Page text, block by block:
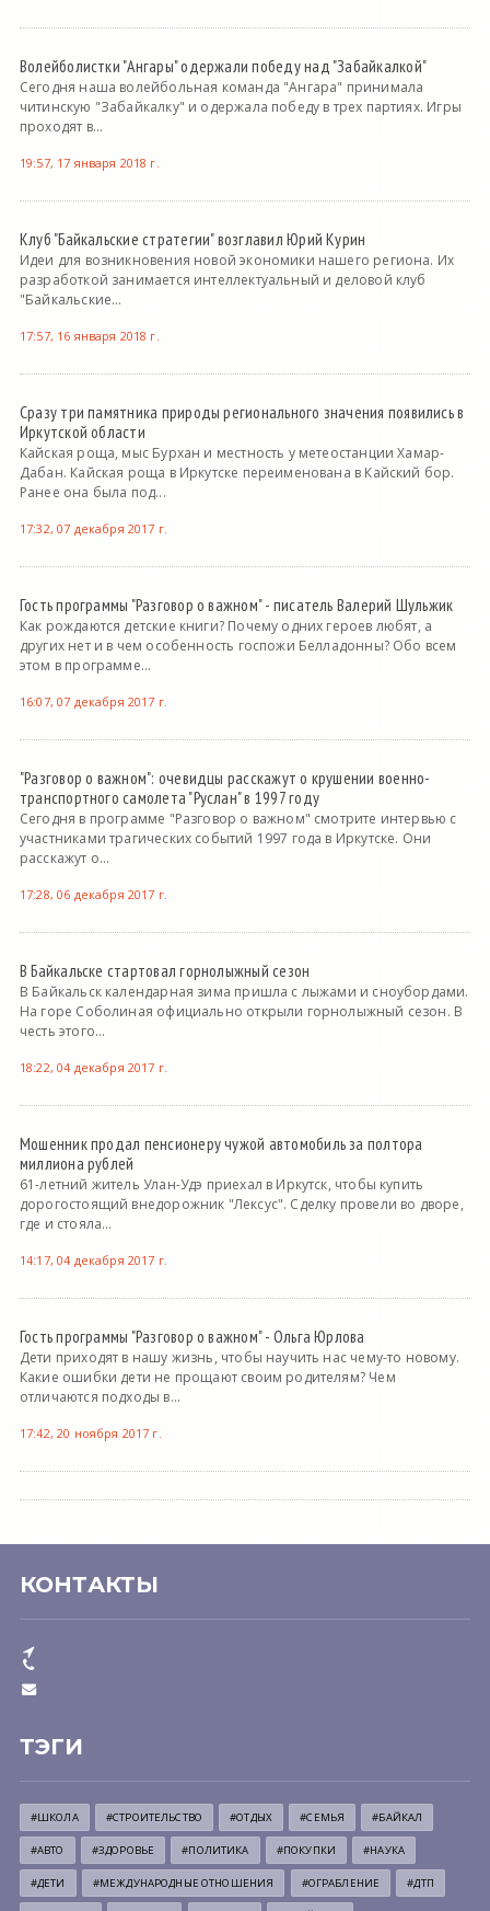
Волейболистки "Ангары" одержали победу над "Забайкалкой"
Сегодня наша волейбольная команда "Ангара" принимала
читинскую "Забайкалку" и одержала победу в трех партиях. Игры
проходят в...
19:57, 17 января 2018 г.
Клуб "Байкальские стратегии" возглавил Юрий Курин
Идеи для возникновения новой экономики нашего региона. Их
разработкой занимается интеллектуальный и деловой клуб
"Байкальские...
17:57, 16 января 2018 г.
Сразу три памятника природы регионального значения появились в
Иркутской области
Кайская роща, мыс Бурхан и местность у метеостанции Хамар-
Дабан. Кайская роща в Иркутске переименована в Кайский бор.
Ранее она была под...
17:32, 07 декабря 2017 г.
Гость программы "Разговор о важном" - писатель Валерий Шульжик
Как рождаются детские книги? Почему одних героев любят, а
других нет и в чем особенность госпожи Белладонны? Обо всем
этом в программе...
16:07, 07 декабря 2017 г.
"Разговор о важном": очевидцы расскажут о крушении военно-
транспортного самолета "Руслан" в 1997 году
Сегодня в программе "Разговор о важном" смотрите интервью с
участниками трагических событий 1997 года в Иркутске. Они
расскажут о...
17:28, 06 декабря 2017 г.
В Байкальске стартовал горнолыжный сезон
В Байкальск календарная зима пришла с лыжами и сноубордами.
На горе Соболиная официально открыли горнолыжный сезон. В
честь этого...
18:22, 04 декабря 2017 г.
Мошенник продал пенсионеру чужой автомобиль за полтора
миллиона рублей
61-летний житель Улан-Удэ приехал в Иркутск, чтобы купить
дорогостоящий внедорожник "Лексус". Сделку провели во дворе,
где и стояла...
14:17, 04 декабря 2017 г.
Гость программы "Разговор о важном" - Ольга Юрлова
Дети приходят в нашу жизнь, чтобы научить нас чему-то новому.
Какие ошибки дети не прощают своим родителям? Чем
отличаются подходы в...
17:42, 20 ноября 2017 г.
КОНТАКТЫ
ТЭГИ
#ШКОЛА #СТРОИТЕЛЬСТВО #ОТДЫХ #СЕМЬЯ #БАЙКАЛ
#АВТО #ЗДОРОВЬЕ #ПОЛИТИКА #ПОКУПКИ #НАУКА
#ДЕТИ #МЕЖДУНАРОДНЫЕ ОТНОШЕНИЯ #ОГРАБЛЕНИЕ #ДТП